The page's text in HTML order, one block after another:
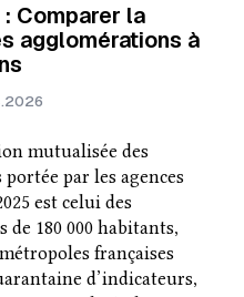
Comparer la
agglomérations à
mutualisée des
par les agences
est celui des
180 000 habitants,
françaises
d’indicateurs,